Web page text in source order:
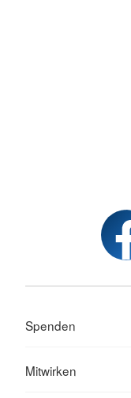
Spenden
Mitwirken